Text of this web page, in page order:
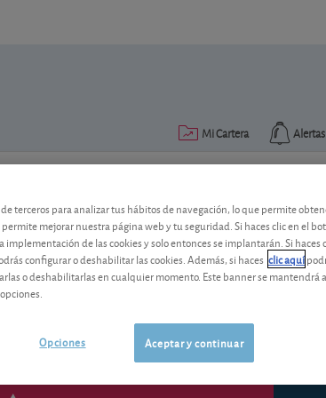
Alertas
Mi Cartera
Rebaja en la banca española
La agencia de calificación crediticia
terceros para analizar tus hábitos de navegación, lo que permite
mejorar nuestra página web y tu seguridad. Si haces clic en el
implementación de las cookies y solo entonces se implantarán. Si haces
configurar o deshabilitar las cookies. Además, si haces clic aquí
o deshabilitarlas en cualquier momento. Este banner se mantendrá
Aceptar y continuar
Opciones